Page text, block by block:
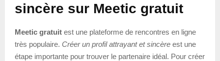
sincère sur Meetic gratuit
Meetic gratuit est une plateforme de rencontres en ligne
très populaire. Créer un profil attrayant et sincère est une
étape importante pour trouver le partenaire idéal. Pour créer